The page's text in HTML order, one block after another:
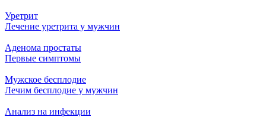
Уретрит
Лечение уретрита у мужчин
Аденома простаты
Первые симптомы
Мужское бесплодие
Лечим бесплодие у мужчин
Анализ на инфекции